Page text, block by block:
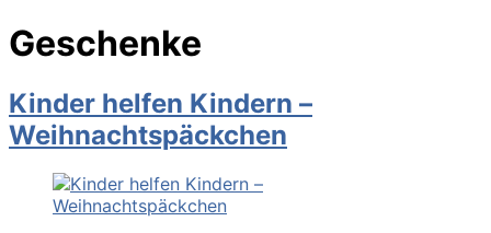
Geschenke
Kinder helfen Kindern –
Weihnachtspäckchen